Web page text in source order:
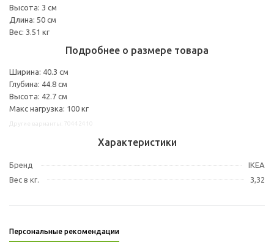
Высота: 3 см
Длина: 50 см
Вес: 3.51 кг
Подробнее о размере товара
Ширина: 40.3 см
Глубина: 44.8 см
Высота: 42.7 см
Макс нагрузка: 100 кг
Характеристики
Бренд
IKEA
Вес в кг.
3,32
Персональные рекомендации